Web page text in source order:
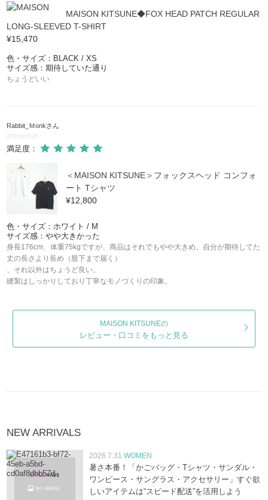
MAISON KITSUNE◆FOX HEAD PATCH REGULAR
LONG-SLEEVED T-SHIRT
¥15,470
色・サイズ：BLACK / XS
サイズ感：期待していた通り
ちょうどいい
Rabbit_Ｍonkさん
2026/07/26
満足度：
＜MAISON KITSUNE＞フォックスヘッド コンフォ
ート Tシャツ
¥12,800
色・サイズ：ホワイト / M
サイズ感：やや大きかった
身長176cm、体重75kgですが、商品はそれでもやや大きめ。自分が期待してた
丈の長さより長め（股下まで届く）
、それ以外はちょうど良い。
縫製はしっかりしており丁寧なモノづくりの印象。
MAISON KITSUNEの
レビュー・口コミをもっと見る
NEW ARRIVALS
2026.7.31 WOMEN
暑さ本番！「かごバッグ・Tシャツ・サンダル・
ワンピース・サングラス・アクセサリー」すぐ欲
しいアイテムは“スピード配送”を活用しよう